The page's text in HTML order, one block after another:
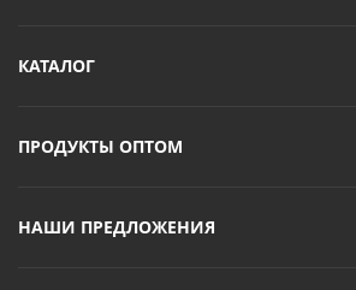
КАТАЛОГ
ПРОДУКТЫ ОПТОМ
НАШИ ПРЕДЛОЖЕНИЯ